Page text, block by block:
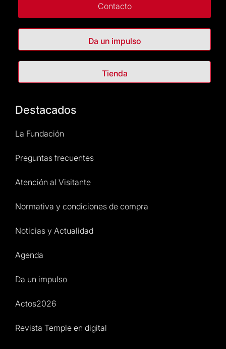
Contacto
Da un impulso
Tienda
Destacados
La Fundación
Preguntas frecuentes
Atención al Visitante
Normativa y condiciones de compra
Noticias y Actualidad
Agenda
Da un impulso
Actos2026
Revista Temple en digital